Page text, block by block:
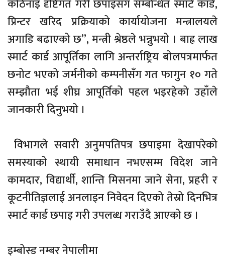
कठिनाइ दृष्टिगत गरी छपाइसँग सम्बन्धित स्मार्ट कार्ड,
प्रिन्टर खरिद प्रक्रियाको कार्यायोजना मन्त्रालयले
अगाडि बढाएको छ”, मन्त्री श्रेष्ठले भन्नुभयो । बाह्र लाख
स्मार्ट कार्ड आपूर्तिका लागि अन्तर्राष्ट्रिय बोलपत्रमार्फत
छनोट भएको जर्मनीको कम्पनीसँग गत फागुन १० गते
सम्झौता भई शीघ्र आपूर्तिको पहल भइरहेको उहाँले
जानकारी दिनुभयो ।
विभागले सवारी अनुमपतिपत्र छपाइमा देखापरेको
समस्याको स्थायी समाधान नभएसम्म विदेश जाने
कामदार, विद्यार्थी, शान्ति मिसनमा जाने सेना, प्रहरी र
कूटनीतिज्ञलाई अनलाइन निवेदन दिएको तेस्रो दिनभित्र
स्मार्ट कार्ड छपाइ गरी उपलब्ध गराउँदै आएको छ ।
इम्बोस्ड नम्बर नेपालीमा